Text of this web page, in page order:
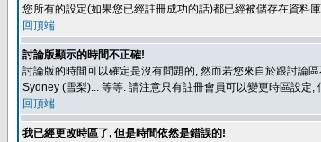
您所有的設定(如果您已經註冊成功的話)都已經被儲存在資料
回頂端
討論版顯示的時間不正確!
討論版的時間可以確定是沒有問題的, 然而若您來自於跟討論
Sydney (雪梨)... 等等. 請注意只有註冊會員可以變更時區設定
回頂端
我已經更改時區了, 但是時間依然是錯誤的!